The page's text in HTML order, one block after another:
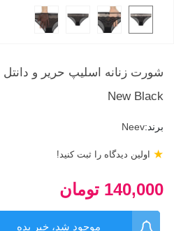
New Black
برند:Neev
اولین دیدگاه را ثبت کنید! ★
140,000 تومان
موجود شد، خبر بده